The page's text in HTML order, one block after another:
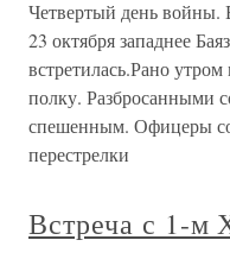
Четвертый день войны.
23 октября западнее
встретилась.Рано
полку. Разбросанными
спешенным. Офицеры
перестрелки
Встреча с 1-м